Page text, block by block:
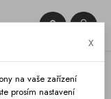


x
na vaše zařízení
prosím nastavení